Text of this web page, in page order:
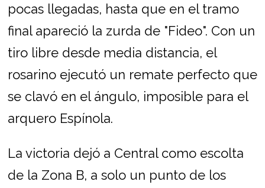
pocas llegadas, hasta que en el tramo
final apareció la zurda de "Fideo". Con un
tiro libre desde media distancia, el
rosarino ejecutó un remate perfecto que
se clavó en el ángulo, imposible para el
arquero Espínola.
La victoria dejó a Central como escolta
de la Zona B, a solo un punto de los